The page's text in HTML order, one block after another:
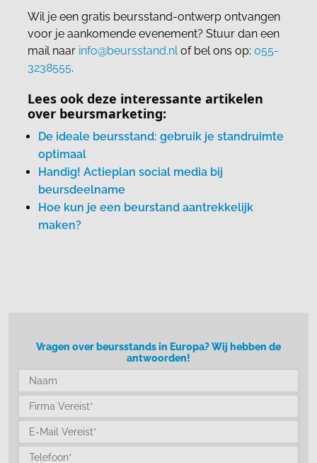
Wil je een gratis beursstand-ontwerp ontvangen
voor je aankomende evenement? Stuur dan een
mail naar info@beursstand.nlof bel ons op: 055-
3238555.
Lees ook deze interessante artikelen
over beursmarketing:
De ideale beursstand: gebruik je standruimte
optimaal
Handig! Actieplan social media bij
beursdeelname
Hoe kun je een beurstand aantrekkelijk
maken?
Vragen over beursstands in Europa? Wij hebben de
antwoorden!